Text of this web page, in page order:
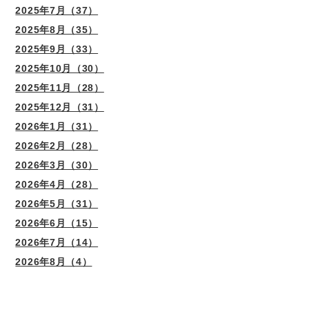
2025年7月（37）
2025年8月（35）
2025年9月（33）
2025年10月（30）
2025年11月（28）
2025年12月（31）
2026年1月（31）
2026年2月（28）
2026年3月（30）
2026年4月（28）
2026年5月（31）
2026年6月（15）
2026年7月（14）
2026年8月（4）